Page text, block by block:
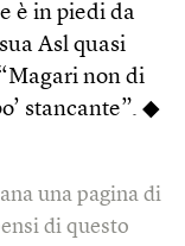
è in piedi da
Asl quasi
non di
stancante”. ◆
una pagina di
di questo